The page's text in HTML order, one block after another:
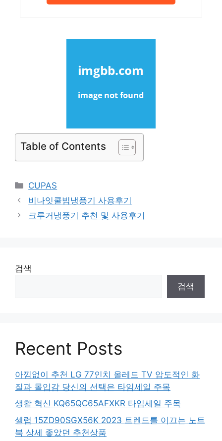
Table of Contents
Categories
CUPAS
비나잇쿨빔냉풍기 사용후기
크루거냉풍기 추천 및 사용후기
검색
검색
Recent Posts
아낌없이 추천 LG 77인치 올레드 TV 압도적인 화
질과 몰입감 당신의 선택은 타임세일 주목
생활 혁신 KQ65QC65AFXKR 타임세일 주목
셀럽 15ZD90SGX56K 2023 트렌드를 이끄는 노트
북 상세 좋았던 추천상품